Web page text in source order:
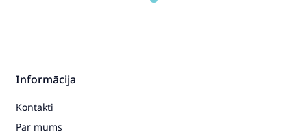
Informācija
Kontakti
Par mums